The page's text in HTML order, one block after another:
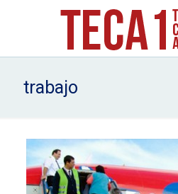
trabajo